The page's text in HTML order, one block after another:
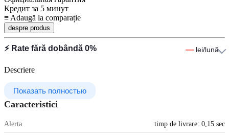
Кредит за 5 минут
≡ Adaugă la comparație
despre produs
⚡ Rate fără dobândă 0% — lei/lună
Descriere
Показать полностью
Caracteristici
Alerta timp de livrare: 0,15 sec